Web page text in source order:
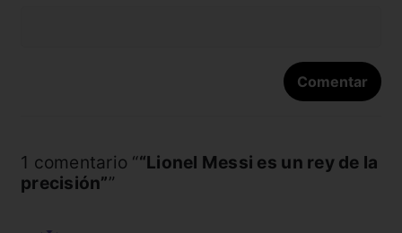
1 comentario ““Lionel Messi es un rey de la
precisión””